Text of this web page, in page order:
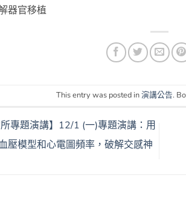
器官移植
This entry was posted in演講公告.
所專題演講】12/1 (一)專題演講：用
壓模型和心電圖頻率，破解交感神